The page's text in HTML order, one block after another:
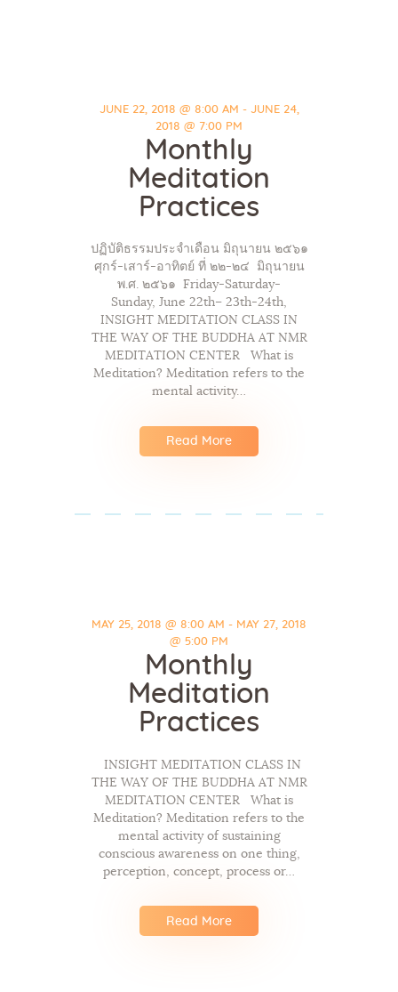
JUNE 22, 2018 @ 8:00 AM - JUNE 24,
2018 @ 7:00 PM
Monthly
Meditation
Practices
ปฏิบัติธรรมประจำเดือน มิถุนายน ๒๕๖๑
ศุกร์-เสาร์-อาทิตย์ ที่ ๒๒-๒๔ มิถุนายน
พ.ศ. ๒๕๖๑ Friday-Saturday-
Sunday, June 22th– 23th-24th,
INSIGHT MEDITATION CLASS IN
THE WAY OF THE BUDDHA AT NMR
MEDITATION CENTER What is
Meditation? Meditation refers to the
mental activity…
Read More
MAY 25, 2018 @ 8:00 AM - MAY 27, 2018
@ 5:00 PM
Monthly
Meditation
Practices
INSIGHT MEDITATION CLASS IN
THE WAY OF THE BUDDHA AT NMR
MEDITATION CENTER What is
Meditation? Meditation refers to the
mental activity of sustaining
conscious awareness on one thing,
perception, concept, process or…
Read More